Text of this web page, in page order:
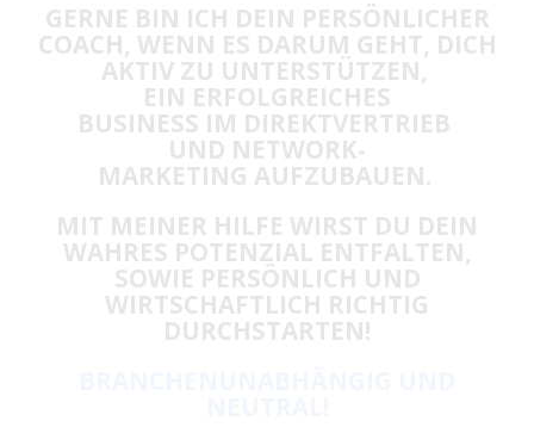
GERNE BIN ICH DEIN PERSÖNLICHER
COACH, WENN ES DARUM GEHT, DICH
AKTIV ZU UNTERSTÜTZEN,
EIN ERFOLGREICHES
BUSINESS IM DIREKTVERTRIEB
UND NETWORK-
MARKETING AUFZUBAUEN.
MIT MEINER HILFE WIRST DU DEIN
WAHRES POTENZIAL ENTFALTEN,
SOWIE PERSÖNLICH UND
WIRTSCHAFTLICH RICHTIG
DURCHSTARTEN!